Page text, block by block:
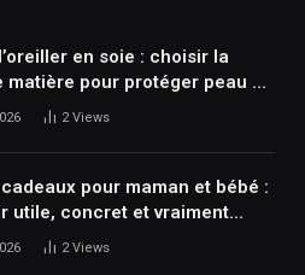
en soie : choisir la
matière pour protéger peau et
dès la première nuit
2Views
pour maman et bébé :
utile, concret et vraiment
2Views